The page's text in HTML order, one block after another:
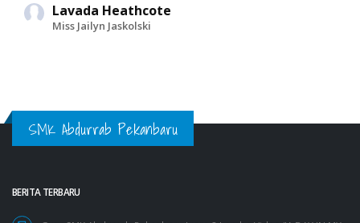
Lavada Heathcote
Miss Jailyn Jaskolski
SMK Abdurrab Pekanbaru
BERITA TERBARU